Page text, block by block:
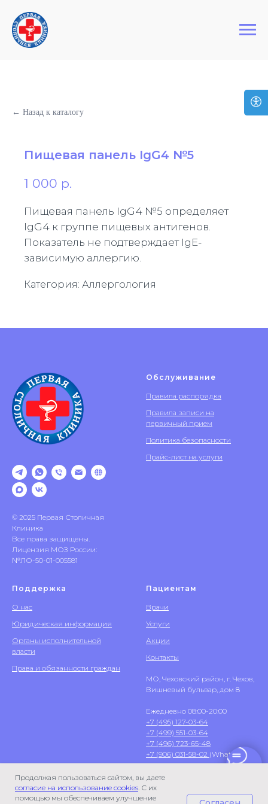
Первая Столичная Клиника
Продолжая пользоваться сайтом, вы даете
согласие на использование cookies. С их
помощью мы обеспечиваем улучшение
← Назад к каталогу
Пищевая панель IgG4 №5
1 000 р.
Пищевая панель IgG4 №5 определяет
IgG4 к группе пищевых антигенов.
Показатель не подтверждает IgE-
зависимую аллергию.
Категория: Аллергология
© 2025 Первая Столичная
Клиника
Все права защищены.
Лицензия МОЗ России:
№ЛО-50-01-005581
Обслуживание
Правила распорядка
Правила записи на
первичный прием
Политика безопасности
Прайс-лист на услуги
Поддержка
О нас
Юридическая информация
Органы исполнительной
власти
Права и обязанности граждан
Пациентам
Врачи
Услуги
Акции
Контакты
МО, Чеховский район, г. Чехов,
Вишневый бульвар, дом 8
Ежедневно 08:00-20:00
+7 (495) 127-03-64
+7 (499) 551-03-64
+7 (496) 723-65-48
+7 (906) 031-58-02 (WhatsApp)